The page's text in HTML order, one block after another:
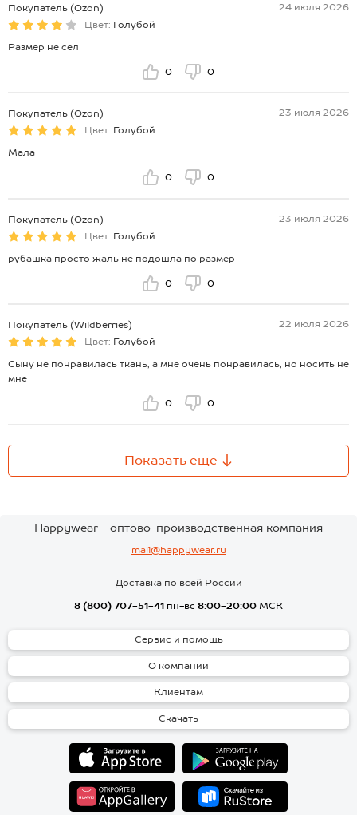
Покупатель (Ozon)
24 июля 2026
Цвет: Голубой
Размер не сел
0 0
Покупатель (Ozon)
23 июля 2026
Цвет: Голубой
Мала
0 0
Покупатель (Ozon)
23 июля 2026
Цвет: Голубой
рубашка просто жаль не подошла по размер
0 0
Покупатель (Wildberries)
22 июля 2026
Цвет: Голубой
Сыну не понравилась ткань, а мне очень понравилась, но носить не
мне
0 0
Показать еще
Happywear - оптово-производственная компания
mail@happywear.ru
Доставка по всей России
8 (800) 707-51-41 пн-вс 8:00-20:00 МСК
Сервис и помощь
О компании
Клиентам
Скачать